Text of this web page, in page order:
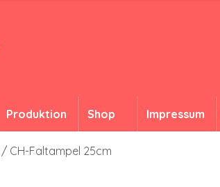
Produktion Shop Impressum
/ CH-Faltampel 25cm